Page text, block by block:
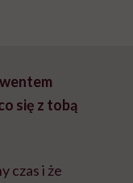
się z tobą
czas i że